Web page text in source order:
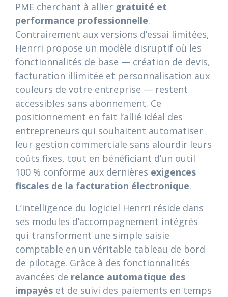
PME cherchant à allier gratuité et
performance professionnelle.
Contrairement aux versions d’essai limitées,
Henrri propose un modèle disruptif où les
fonctionnalités de base — création de devis,
facturation illimitée et personnalisation aux
couleurs de votre entreprise — restent
accessibles sans abonnement. Ce
positionnement en fait l’allié idéal des
entrepreneurs qui souhaitent automatiser
leur gestion commerciale sans alourdir leurs
coûts fixes, tout en bénéficiant d’un outil
100 % conforme aux dernières exigences
fiscales de la facturation électronique.
L’intelligence du logiciel Henrri réside dans
ses modules d’accompagnement intégrés
qui transforment une simple saisie
comptable en un véritable tableau de bord
de pilotage. Grâce à des fonctionnalités
avancées de relance automatique des
impayés et de suivi des paiements en temps